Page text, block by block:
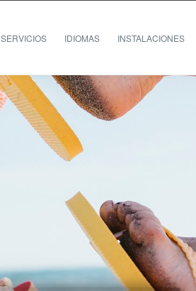
SERVICIOS IDIOMAS INSTALACIONES